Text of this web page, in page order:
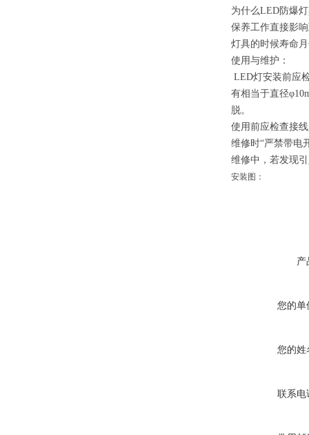
为什么LED防爆
保养工作直接影
灯具的时候寿命
使用与维护：
LED灯安装前应
有相当于直径
脱。
使用前应检查接
维修时“严禁带电
维修中，若发现
安装图：
产
您的单
您的姓
联系电